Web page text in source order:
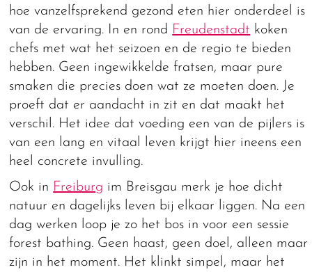
hoe vanzelfsprekend gezond eten hier onderdeel is
van de ervaring. In en rond Freudenstadt koken
chefs met wat het seizoen en de regio te bieden
hebben. Geen ingewikkelde fratsen, maar pure
smaken die precies doen wat ze moeten doen. Je
proeft dat er aandacht in zit en dat maakt het
verschil. Het idee dat voeding een van de pijlers is
van een lang en vitaal leven krijgt hier ineens een
heel concrete invulling.
Ook in Freiburg im Breisgau merk je hoe dicht
natuur en dagelijks leven bij elkaar liggen. Na een
dag werken loop je zo het bos in voor een sessie
forest bathing. Geen haast, geen doel, alleen maar
zijn in het moment. Het klinkt simpel, maar het